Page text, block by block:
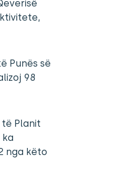
Punës së
98
të Planit
ka
nga këto